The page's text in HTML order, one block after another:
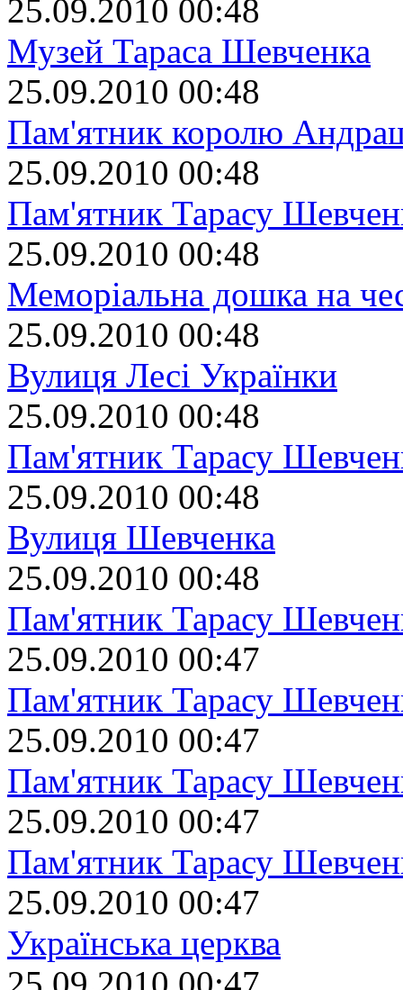
25.09.2010 00:48
Музей Тараса Шевченка
25.09.2010 00:48
Пам'ятник королю
25.09.2010 00:48
Пам'ятник Тарасу
25.09.2010 00:48
Меморіальна дошка на
25.09.2010 00:48
Вулиця Лесі Українки
25.09.2010 00:48
Пам'ятник Тарасу
25.09.2010 00:48
Вулиця Шевченка
25.09.2010 00:48
Пам'ятник Тарасу
25.09.2010 00:47
Пам'ятник Тарасу
25.09.2010 00:47
Пам'ятник Тарасу
25.09.2010 00:47
Пам'ятник Тарасу
25.09.2010 00:47
Українська церква